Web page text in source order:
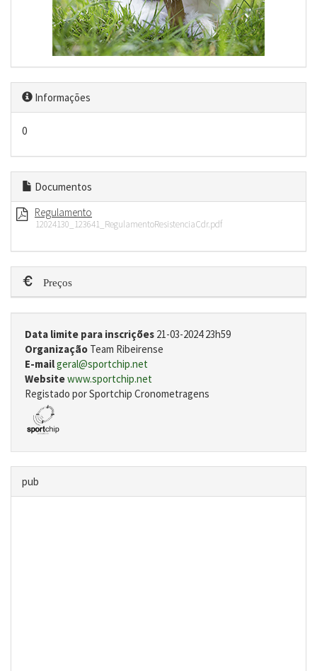
Informações
0
Documentos
Regulamento
12024130_123641_RegulamentoResistenciaCdr.pdf
Preços
Data limite para inscrições 21-03-2024 23h59
Organização Team Ribeirense
E-mailgeral@sportchip.net
Websitewww.sportchip.net
Registado por Sportchip Cronometragens
pub